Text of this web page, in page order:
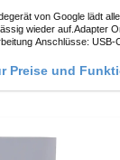
von Google lädt
wieder auf.Adapter
C Output: 30W
Preise und